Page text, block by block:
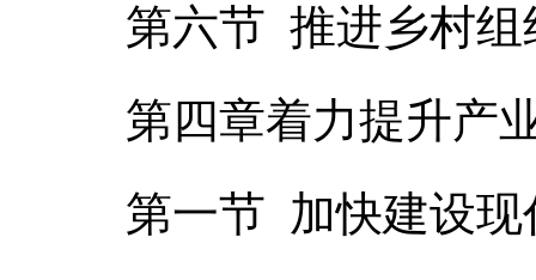
第六节 推进乡村组
第四章着力提升产
第一节 加快建设现